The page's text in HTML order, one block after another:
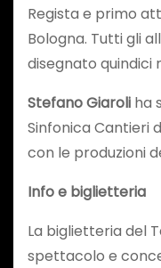
Regista e primo
Bologna. Tutti gli
disegnato quindici
Stefano Giaroli ha
Sinfonica Cantieri
con le produzioni
Info e biglietteria
La biglietteria del
spettacolo e